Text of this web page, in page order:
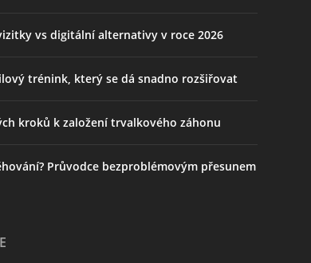
vs digitální alternativy v roce 2026
trénink, který se dá snadno rozšiřovat
kroků k založení trvalkového záhonu
Průvodce bezproblémovým přesunem